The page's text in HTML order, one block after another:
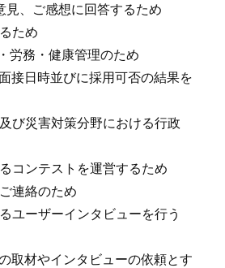
見、ご感想に回答するため
ため
労務・健康管理のため
接日時並びに採用可否の結果を
び災害対策分野における行政
コンテストを運営するため
連絡のため
ユーザーインタビューを行う
取材やインタビューの依頼とす